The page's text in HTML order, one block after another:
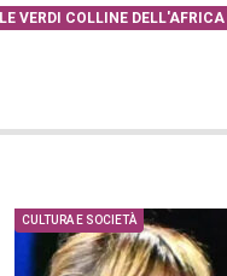
LE VERDI COLLINE DELL'AFRICA
CULTURA E SOCIETÀ